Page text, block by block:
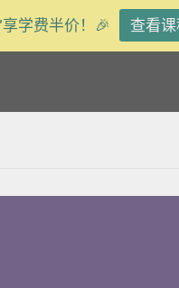
学费半价！🎉 查看课